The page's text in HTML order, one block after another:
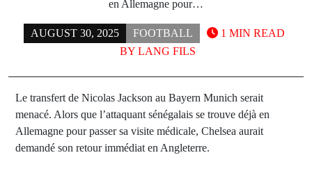
en Allemagne pour…
AUGUST 30, 2025
FOOTBALL
BY LANG FILS
1 MIN READ
Le transfert de Nicolas Jackson au Bayern Munich serait
menacé. Alors que l’attaquant sénégalais se trouve déjà en
Allemagne pour passer sa visite médicale, Chelsea aurait
demandé son retour immédiat en Angleterre.